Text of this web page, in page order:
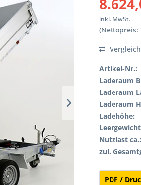
inkl. MwSt.
(Nettopreis:
Artikel-Nr.:
Laderaum
Laderaum
Laderaum
Ladehöhe:
Nutzlast ca.:
zul.
PDF /